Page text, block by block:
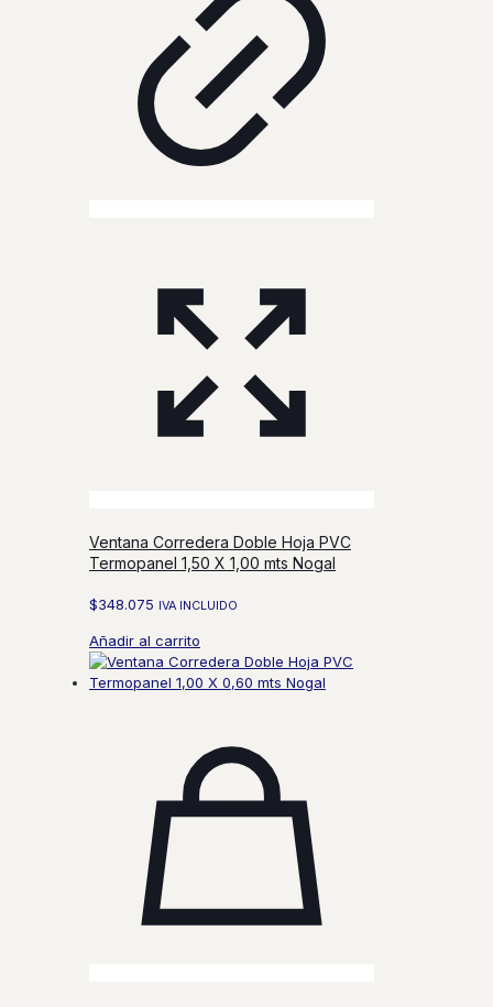
Ventana Corredera Doble Hoja PVC
Termopanel 1,50 X 1,00 mts Nogal
$348.075 IVA INCLUIDO
Añadir al carrito